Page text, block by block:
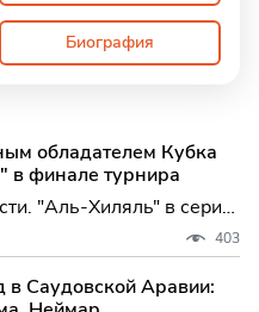
Биография
обладателем Кубка
в финале турнира
"Аль-Хиляль" в серии
"Аль-Насром" в финале
по футболу.
прошла в пятницу в
403
в Саудовской Аравии: